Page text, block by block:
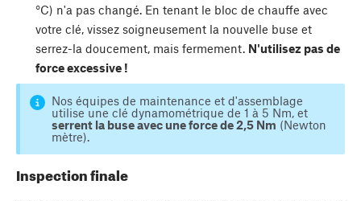
°C) n'a pas changé. En tenant le bloc de chauffe avec
votre clé, vissez soigneusement la nouvelle buse et
serrez-la doucement, mais fermement. N'utilisez pas de
force excessive !
Nos équipes de maintenance et d'assemblage
utilise une clé dynamométrique de 1 à 5 Nm, et
serrent la buse avec une force de 2,5 Nm (Newton
mètre).
Inspection finale